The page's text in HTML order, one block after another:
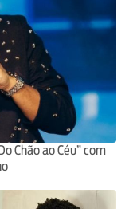
Chão ao Céu” com